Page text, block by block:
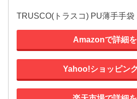
TRUSCO(トラスコ) PU薄手手袋
Amazonで詳細
Yahoo!ショッピン